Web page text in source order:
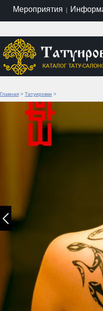
Мероприятия |
Главная > Татуировки >